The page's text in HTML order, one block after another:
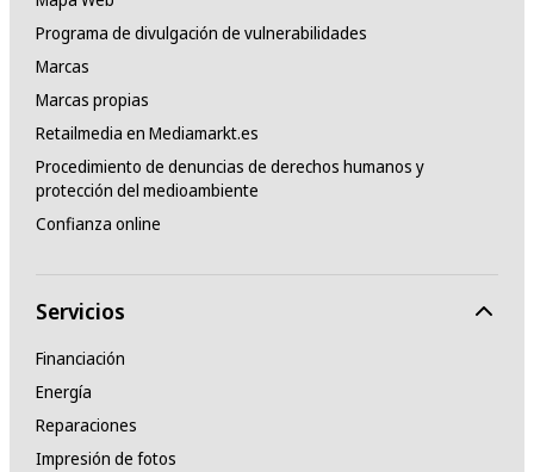
Programa de divulgación de vulnerabilidades
Marcas
Marcas propias
Retailmedia en Mediamarkt.es
Procedimiento de denuncias de derechos humanos y
protección del medioambiente
Confianza online
Servicios
Financiación
Energía
Reparaciones
Impresión de fotos